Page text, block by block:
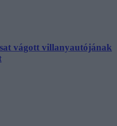
vágott villanyautójának